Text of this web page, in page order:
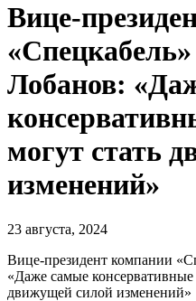
Вице-
Лобанов:
могут стать
изменений»
23 августа, 2024
Вице-президент компании
«Даже самые консервативные
движущей силой изменений»